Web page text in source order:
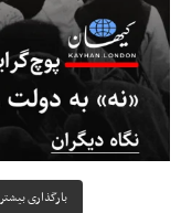
بارگذاری بیشتر